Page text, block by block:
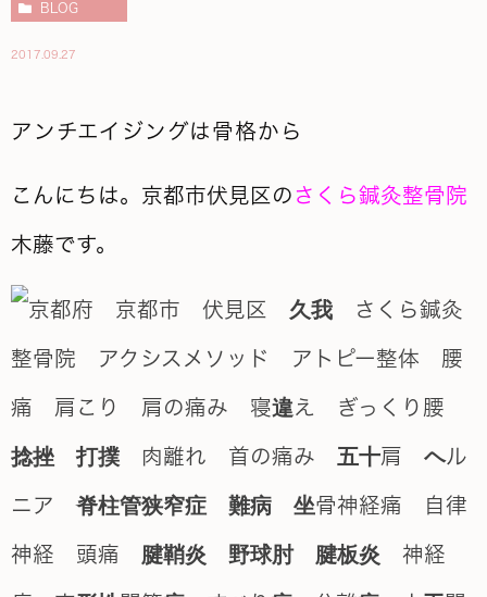
BLOG
2017.09.27
アンチエイジングは骨格から
こんにちは。京都市伏見区の さくら鍼灸整骨院
木藤です。